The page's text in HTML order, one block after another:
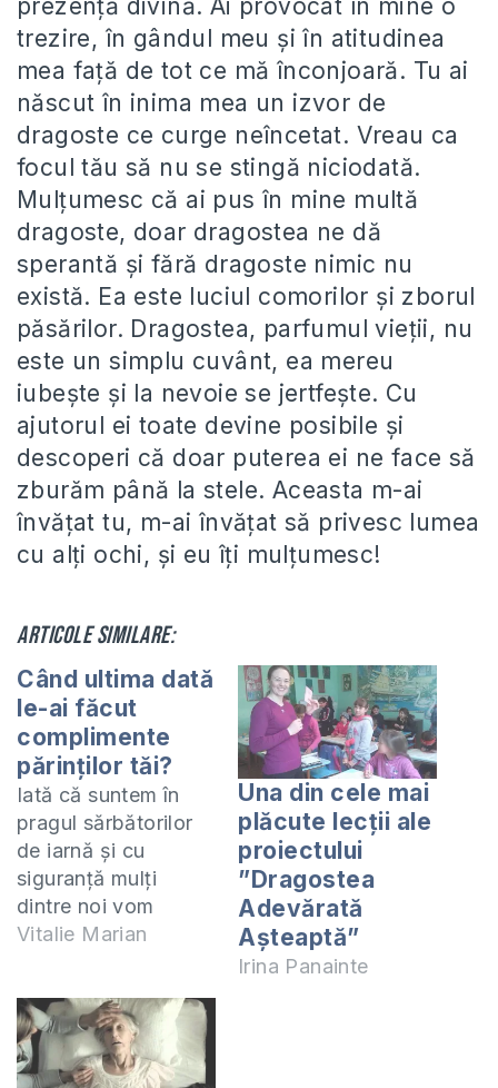
prezență divină. Ai provocat în mine o
trezire, în gândul meu și în atitudinea
mea față de tot ce mă înconjoară. Tu ai
născut în inima mea un izvor de
dragoste ce curge neîncetat. Vreau ca
focul tău să nu se stingă niciodată.
Mulțumesc că ai pus în mine multă
dragoste, doar dragostea ne dă
sperantă și fără dragoste nimic nu
există. Ea este luciul comorilor și zborul
păsărilor. Dragostea, parfumul vieții, nu
este un simplu cuvânt, ea mereu
iubește și la nevoie se jertfește. Cu
ajutorul ei toate devine posibile și
descoperi că doar puterea ei ne face să
zburăm până la stele. Aceasta m-ai
învățat tu, m-ai învățat să privesc lumea
cu alți ochi, și eu îți mulțumesc!
Articole similare:
Când ultima dată
le-ai făcut
complimente
părinţilor tăi?
Iată că suntem în
pragul sărbătorilor
de iarnă şi cu
siguranţă mulţi
dintre noi vom
merge în vizită la
întîlnesc cu drag, cu
mesele încărcate, cu
voie bună, nu-i aşa?
Vitalie Marian
Una din cele mai
plăcute lecții ale
proiectului
”Dragostea
Adevărată
Așteaptă”
Irina Panainte